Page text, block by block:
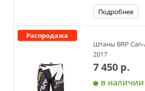
Подробнее
Распродажа
Штаны BRP Can-
2017
7 450 р.
в наличии